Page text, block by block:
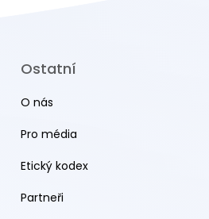
Ostatní
O nás
Pro média
Etický kodex
Partneři